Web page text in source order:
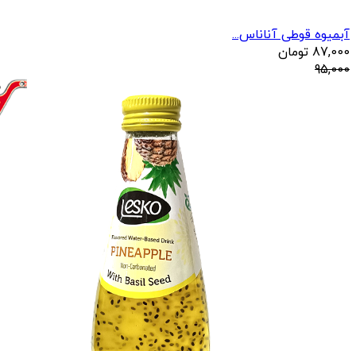
آبمیوه قوطی آناناس...
87,000 تومان
95,000